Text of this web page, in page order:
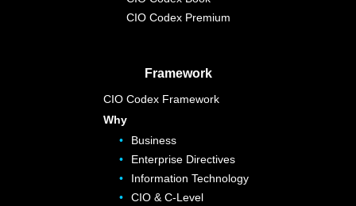
CIO Codex Premium
Framework
CIO Codex Framework
Why
Business
Enterprise Directives
Information Technology
CIO & C-Level